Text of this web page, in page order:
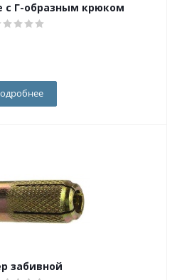
с Г-образным крюком
забивной